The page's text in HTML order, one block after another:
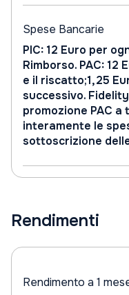
Spese Bancarie
PIC: 12 Euro per
Rimborso. PAC:
e il riscatto;1,25
successivo.
promozione PAC
interamente le
sottoscrizione
Rendimenti
Rendimento a 1